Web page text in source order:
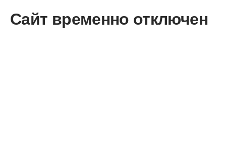
Сайт временно отключен